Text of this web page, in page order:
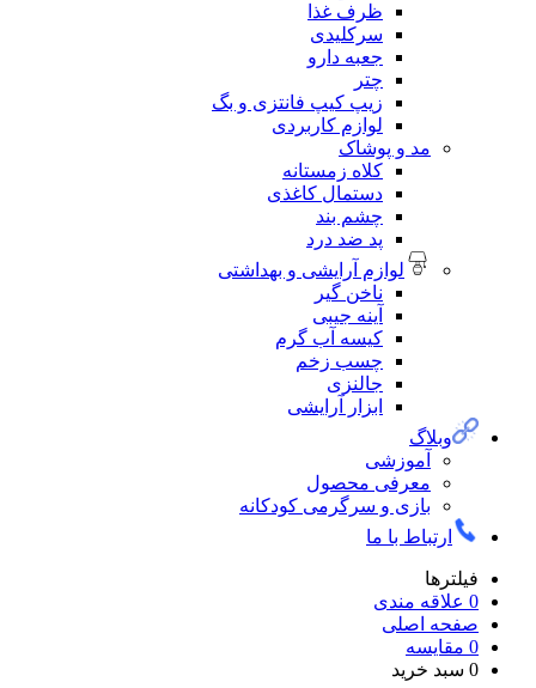
ظرف غذا
سرکلیدی
جعبه دارو
چتر
زیپ کیپ فانتزی و بگ
لوازم کاربردی
مد و پوشاک
کلاه زمستانه
دستمال کاغذی
چشم بند
پد ضد درد
لوازم آرایشی و بهداشتی
ناخن گیر
آینه جیبی
کیسه آب گرم
چسب زخم
جالنزی
ابزار آرایشی
وبلاگ
آموزشی
معرفی محصول
بازی و سرگرمی کودکانه
ارتباط با ما
فیلترها
0 علاقه مندی
صفحه اصلی
0 مقایسه
0 سبد خرید